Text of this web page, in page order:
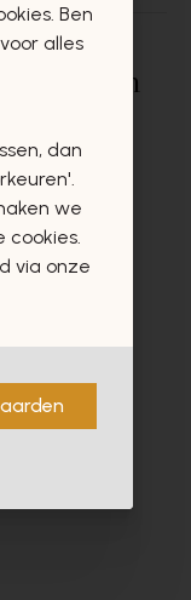
zeker en
Ben
alles
dan
we
cookies.
via onze